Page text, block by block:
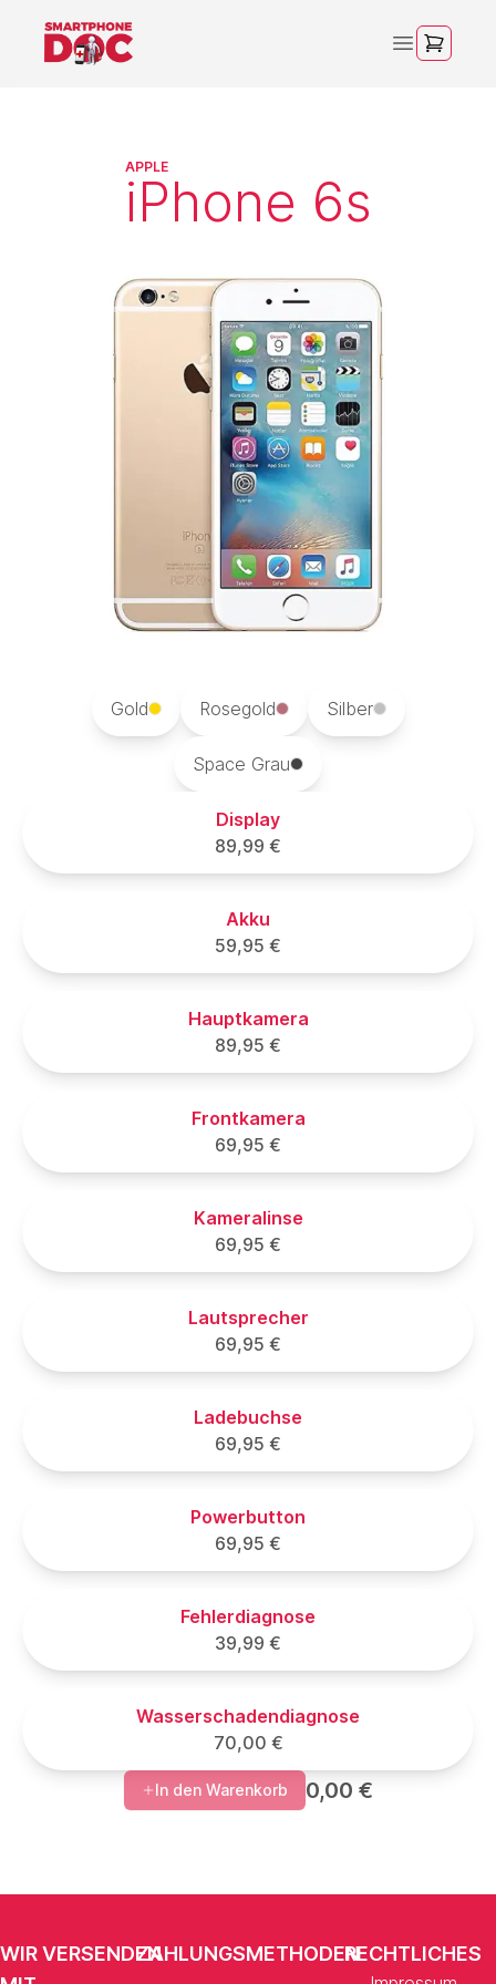
APPLE
iPhone 6s
Gold Rosegold Silber
Space Grau
Display
89,99 €
Akku
59,95 €
Hauptkamera
89,95 €
Frontkamera
69,95 €
Kameralinse
69,95 €
Lautsprecher
69,95 €
Ladebuchse
69,95 €
Powerbutton
69,95 €
Fehlerdiagnose
39,99 €
Wasserschadendiagnose
70,00 €
In den Warenkorb 0,00 €
WIR VERSENDENZAHLUNGSMETHODENRECHTLICHES